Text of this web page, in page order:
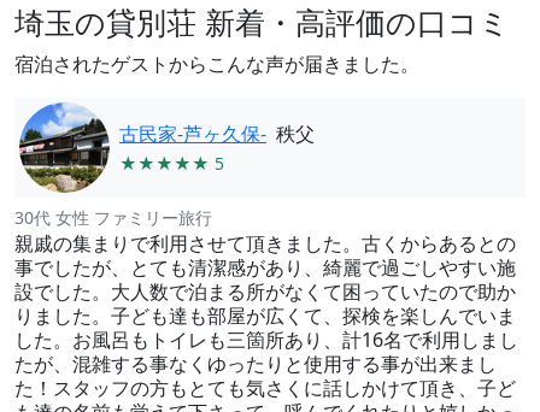
埼玉の貸別荘 新着・高評価の口コミ
宿泊されたゲストからこんな声が届きました。
古民家-芦ヶ久保- 秩父
★★★★★ 5
30代 女性 ファミリー旅行
親戚の集まりで利用させて頂きました。古くからあるとの
事でしたが、とても清潔感があり、綺麗で過ごしやすい施
設でした。大人数で泊まる所がなくて困っていたので助か
りました。子ども達も部屋が広くて、探検を楽しんでいま
した。お風呂もトイレも三箇所あり、計16名で利用しまし
たが、混雑する事なくゆったりと使用する事が出来まし
た！スタッフの方もとても気さくに話しかけて頂き、子ど